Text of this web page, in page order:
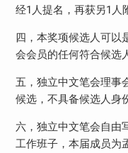
经1人提名，再获另1人
四，本奖项候选人可以
会会员的任何符合候选
五，独立中文笔会理事
候选，不具备候选人身
六，独立中文笔会自由
工作班子，本届成员为